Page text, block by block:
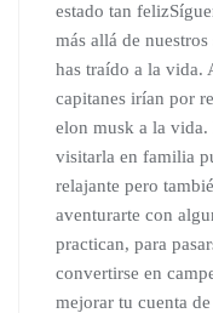
estado tan
más allá de
has traído a la vida.
capitanes irían por
elon musk a la vida.
visitarla en familia
relajante pero
aventurarte con
practican, para
convertirse en
mejorar tu cuenta